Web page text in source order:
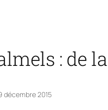
: de
décembre 2015